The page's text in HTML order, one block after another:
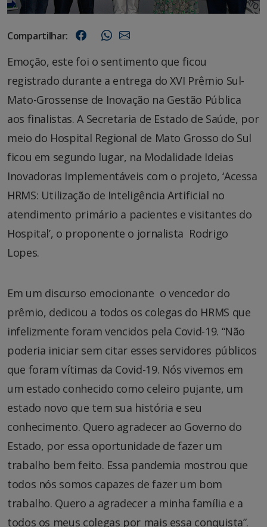
Compartilhar:
Emoção, este foi o sentimento que ficou
registrado durante a entrega do XVI Prêmio Sul-
Mato-Grossense de Inovação na Gestão Pública
aos finalistas. A Secretaria de Estado de Saúde, por
meio do Hospital Regional de Mato Grosso do Sul
ficou em segundo lugar, na Modalidade Ideias
Inovadoras Implementáveis com o projeto, ‘Acessa
HRMS: Utilização de Inteligência Artificial no
atendimento primário a pacientes e visitantes do
Hospital’, o proponente o jornalista Rodrigo
Lopes.
Em um discurso emocionante o vencedor do
prêmio, dedicou a todos os colegas do HRMS que
infelizmente foram vencidos pela Covid-19. “Não
poderia iniciar sem citar esses servidores públicos
que foram vítimas da Covid-19. Nós vivemos em
um estado conhecido como celeiro pujante, um
estado novo que tem sua história e seu
conhecimento. Quero agradecer ao Governo do
Estado, por essa oportunidade de fazer um
trabalho bem feito. Essa pandemia mostrou que
todos nós somos capazes de fazer um bom
trabalho. Quero a agradecer a minha família e a
todos os meus colegas por mais essa conquista”.